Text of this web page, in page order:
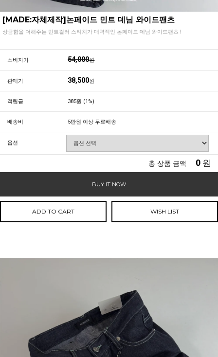
[MADE:자체제작]논페이드 민트 데님 와이드팬츠
상큼함을 더해주는 민트컬러 스티치가 매력적인 논페이드 데님 와이드팬츠 !
소비자가 54,000원
판매가 38,500원
적립금 385원 (1%)
배송비 5만원 이상 무료배송
옵션
총 상품 금액 0 원
BUY IT NOW
ADD TO CART WISH LIST